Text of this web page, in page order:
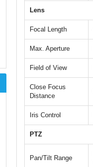
Lens
Focal Length
Max. Aperture
Field of View
Close Focus
Distance
Iris Control
PTZ
Pan/Tilt Range